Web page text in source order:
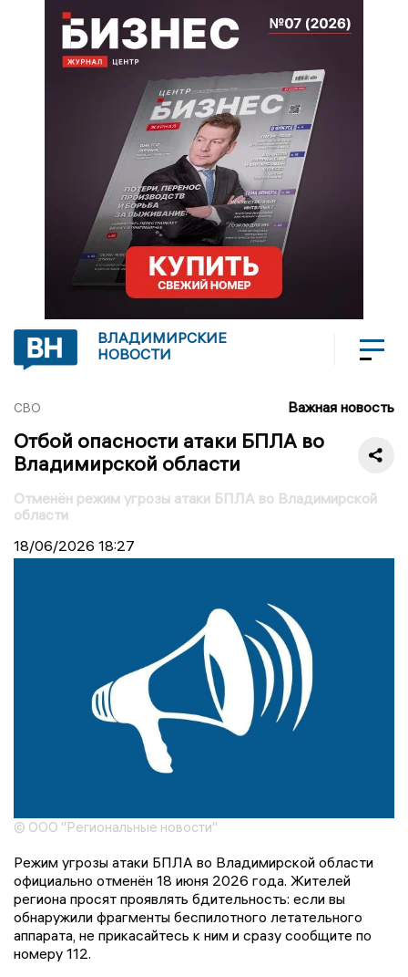
ВЛАДИМИРСКИЕ
НОВОСТИ
СВО Важная новость
Отбой опасности атаки БПЛА во
Владимирской области
Отменён режим угрозы атаки БПЛА во Владимирской
области
18/06/2026 18:27
© ООО "Региональные новости"
Режим угрозы атаки БПЛА во Владимирской области
официально отменён 18 июня 2026 года. Жителей
региона просят проявлять бдительность: если вы
обнаружили фрагменты беспилотного летательного
аппарата, не прикасайтесь к ним и сразу сообщите по
номеру 112.